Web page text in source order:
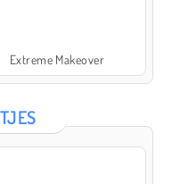
Extreme Makeover